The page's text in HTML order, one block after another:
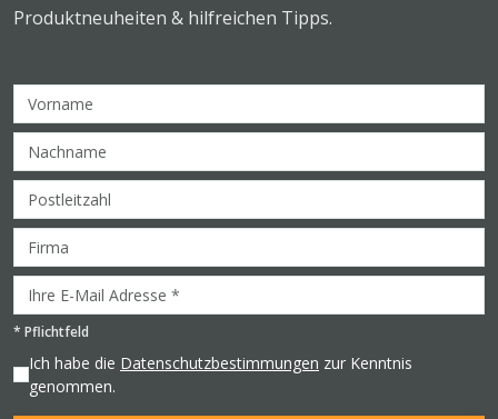
Produktneuheiten & hilfreichen Tipps.
* Pflichtfeld
Ich habe die Datenschutzbestimmungen zur Kenntnis
genommen.